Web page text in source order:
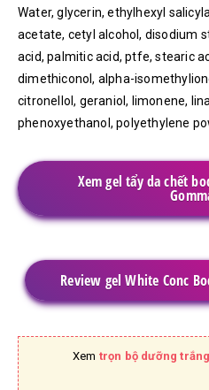
Water, glycerin, ethylhexyl
acetate, cetyl alcohol, disodium
acid, palmitic acid, ptfe, stearic
dimethiconol, alpha-
citronellol, geraniol, limonene,
phenoxyethanol, polyethylene
Xem gel tẩy da chết
Review gel White Conc
Xem trọn bộ dưỡng